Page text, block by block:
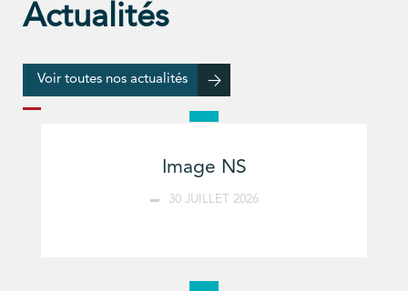
Actualités
Voir toutes nos actualités
Image NS
30 JUILLET 2026